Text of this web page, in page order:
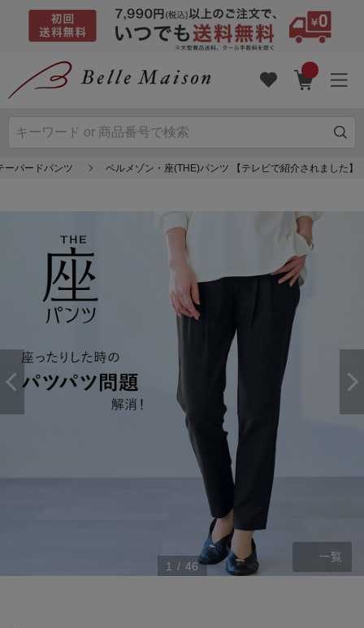
ーパードパンツ ベルメゾン・座(THE)パンツ 【テレビで紹介されました】
1 / 46
一覧